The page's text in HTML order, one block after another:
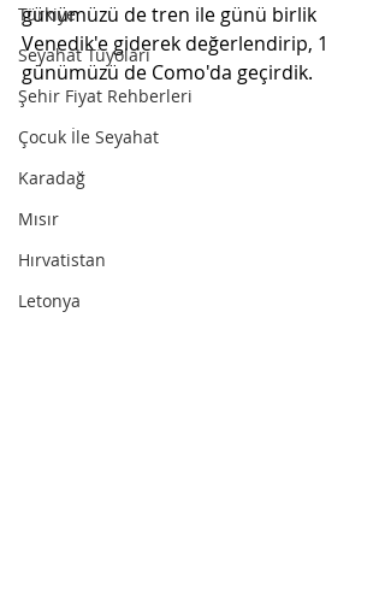
Türkiye
Seyahat Tüyoları
Şehir Fiyat Rehberleri
Çocuk İle Seyahat
Karadağ
Mısır
Hırvatistan
Letonya
günümüzü de tren ile günü birlik
Venedik'e giderek değerlendirip, 1
günümüzü de Como'da geçirdik.